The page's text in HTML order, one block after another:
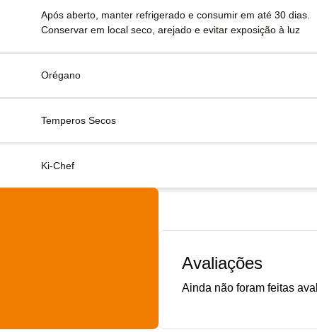
Após aberto, manter refrigerado e consumir em até 30 dias.
Conservar em local seco, arejado e evitar exposição à luz
Orégano
Temperos Secos
Ki-Chef
Avaliações